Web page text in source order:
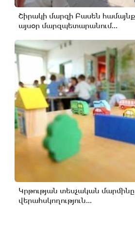
Շիրակի մարզի Բասեն
այսօր մարզպետարանում...
Կրթության տեսչական
վերահսկողություն...